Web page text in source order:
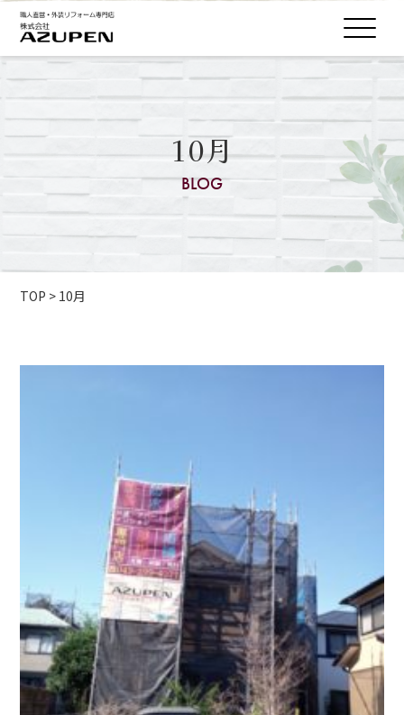
10月
BLOG
TOP > 10月